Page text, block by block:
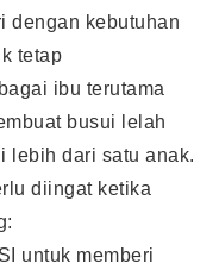
dengan kebutuhan
tetap
ibu terutama
busui lelah
lebih dari satu anak.
diingat ketika
untuk memberi